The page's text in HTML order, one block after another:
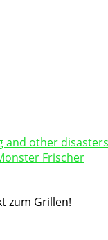
Frischer